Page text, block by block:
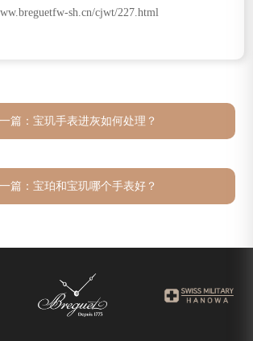
sh.cn/cjwt/227.html
一篇： 宝玑手表进灰如何处理？
篇： 宝珀和宝玑哪个手表好？